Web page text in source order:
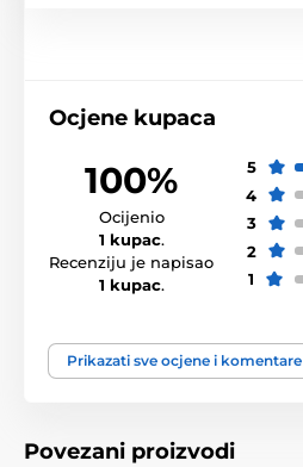
Ocjene kupaca
100%
Ocijenio
1 kupac.
Recenziju je napisao
1 kupac.
5
4
3
2
1
Prikazati sve ocjene i komentare
Povezani proizvodi